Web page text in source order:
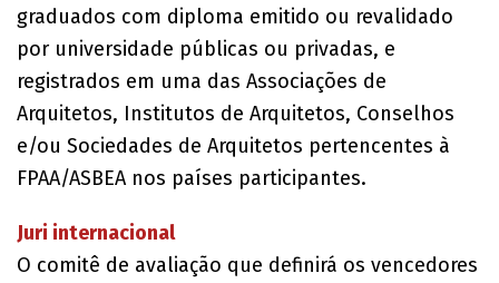
graduados com diploma emitido ou revalidado
por universidade públicas ou privadas, e
registrados em uma das Associações de
Arquitetos, Institutos de Arquitetos, Conselhos
e/ou Sociedades de Arquitetos pertencentes à
FPAA/ASBEA nos países participantes.
Juri internacional
O comitê de avaliação que definirá os vencedores